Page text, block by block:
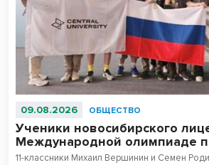
09.08.2026 ОБЩЕСТВО
Ученики новосибирского
Международной олимпиаде
11-классники Михаил Вершинин и Семен